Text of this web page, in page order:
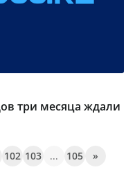
три месяца ждали
102 103 ... 105 »